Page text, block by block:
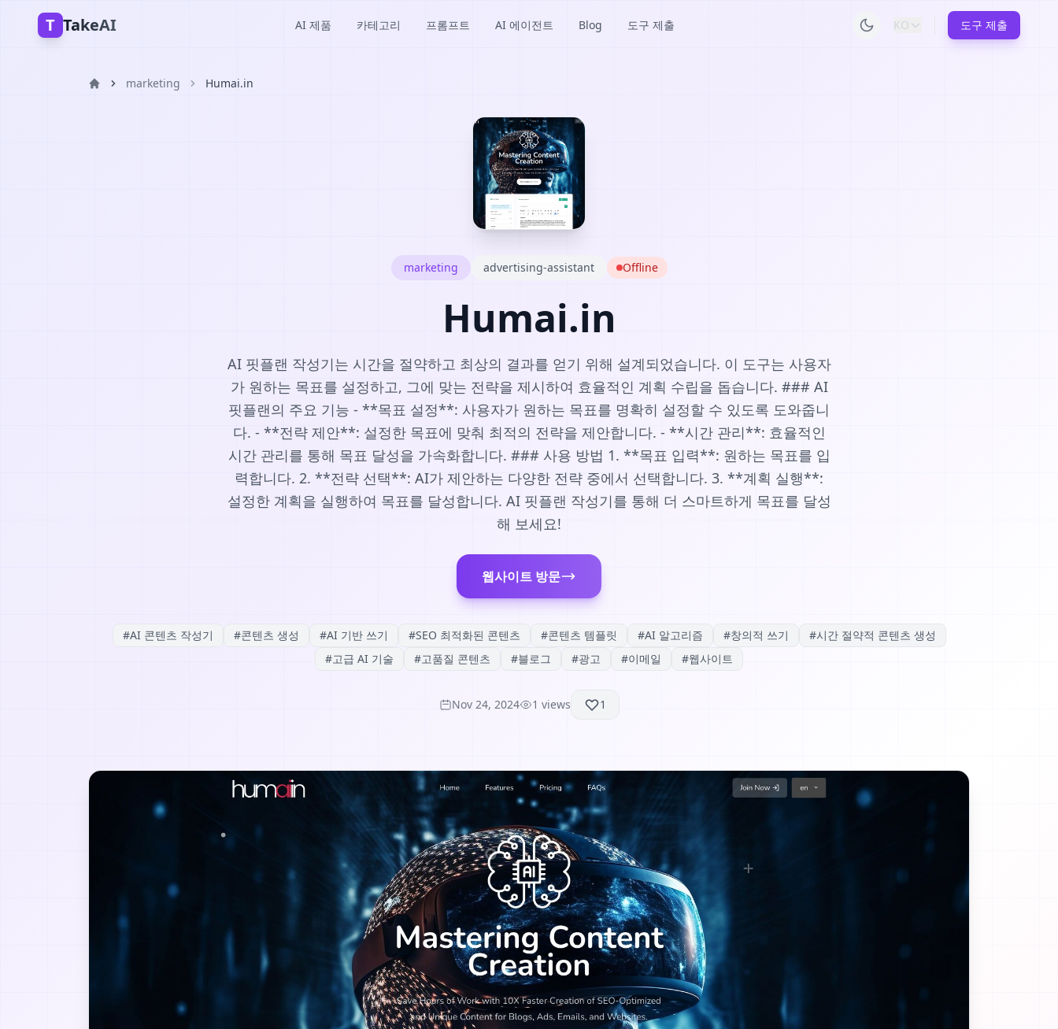
T TakeAI AI 제품 카테고리 프롬프트 AI 에이전트 Blog 도구 제출 KO 도구 제출
marketing Humai.in
marketing advertising-assistant Offline
Humai.in
AI 핏플랜 작성기는 시간을 절약하고 최상의 결과를 얻기 위해 설계되었습니다. 이 도구는 사용자
가 원하는 목표를 설정하고, 그에 맞는 전략을 제시하여 효율적인 계획 수립을 돕습니다. ### AI
핏플랜의 주요 기능 - **목표 설정**: 사용자가 원하는 목표를 명확히 설정할 수 있도록 도와줍니
다. - **전략 제안**: 설정한 목표에 맞춰 최적의 전략을 제안합니다. - **시간 관리**: 효율적인
시간 관리를 통해 목표 달성을 가속화합니다. ### 사용 방법 1. **목표 입력**: 원하는 목표를 입
력합니다. 2. **전략 선택**: AI가 제안하는 다양한 전략 중에서 선택합니다. 3. **계획 실행**:
설정한 계획을 실행하여 목표를 달성합니다. AI 핏플랜 작성기를 통해 더 스마트하게 목표를 달성
해 보세요!
웹사이트 방문
#AI 콘텐츠 작성기 #콘텐츠 생성 #AI 기반 쓰기 #SEO 최적화된 콘텐츠 #콘텐츠 템플릿 #AI 알고리즘 #창의적 쓰기 #시간 절약적 콘텐츠 생성
#고급 AI 기술 #고품질 콘텐츠 #블로그 #광고 #이메일 #웹사이트
Nov 24, 2024 1 views 1